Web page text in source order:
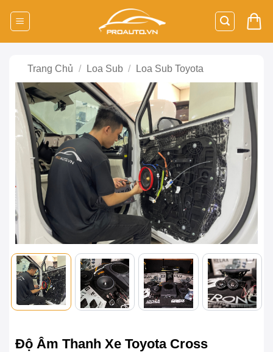
Trang Chủ / Loa Sub / Loa Sub Toyota
Độ Âm Thanh Xe Toyota Cross